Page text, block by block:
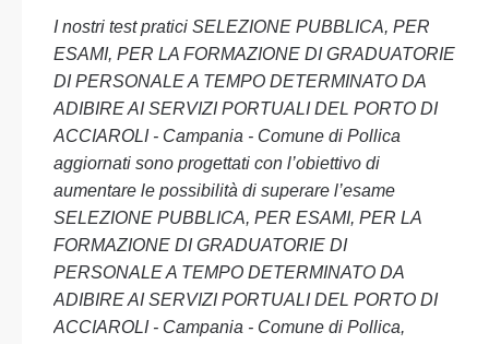
I nostri test pratici SELEZIONE PUBBLICA, PER
ESAMI, PER LA FORMAZIONE DI GRADUATORIE
DI PERSONALE A TEMPO DETERMINATO DA
ADIBIRE AI SERVIZI PORTUALI DEL PORTO DI
ACCIAROLI - Campania - Comune di Pollica
aggiornati sono progettati con l’obiettivo di
aumentare le possibilità di superare l’esame
SELEZIONE PUBBLICA, PER ESAMI, PER LA
FORMAZIONE DI GRADUATORIE DI
PERSONALE A TEMPO DETERMINATO DA
ADIBIRE AI SERVIZI PORTUALI DEL PORTO DI
ACCIAROLI - Campania - Comune di Pollica,